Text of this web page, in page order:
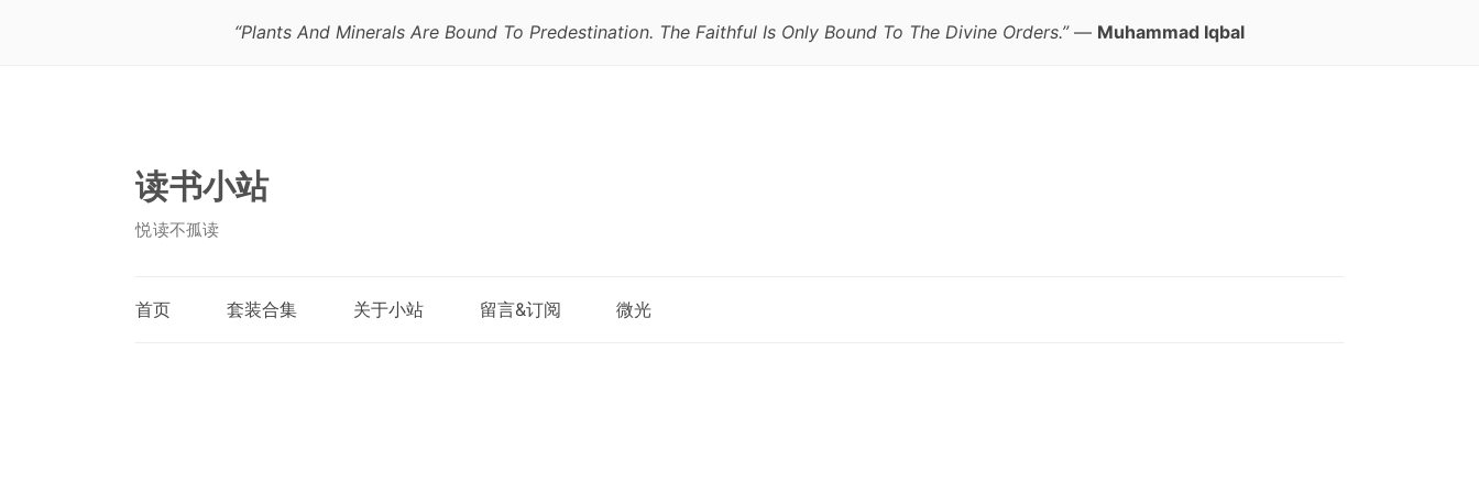
“Plants And Minerals Are Bound To Predestination. The Faithful Is Only Bound To The Divine Orders.”— Muhammad Iqbal
读书小站
悦读不孤读
首页 套装合集 关于小站 留言&订阅 微光